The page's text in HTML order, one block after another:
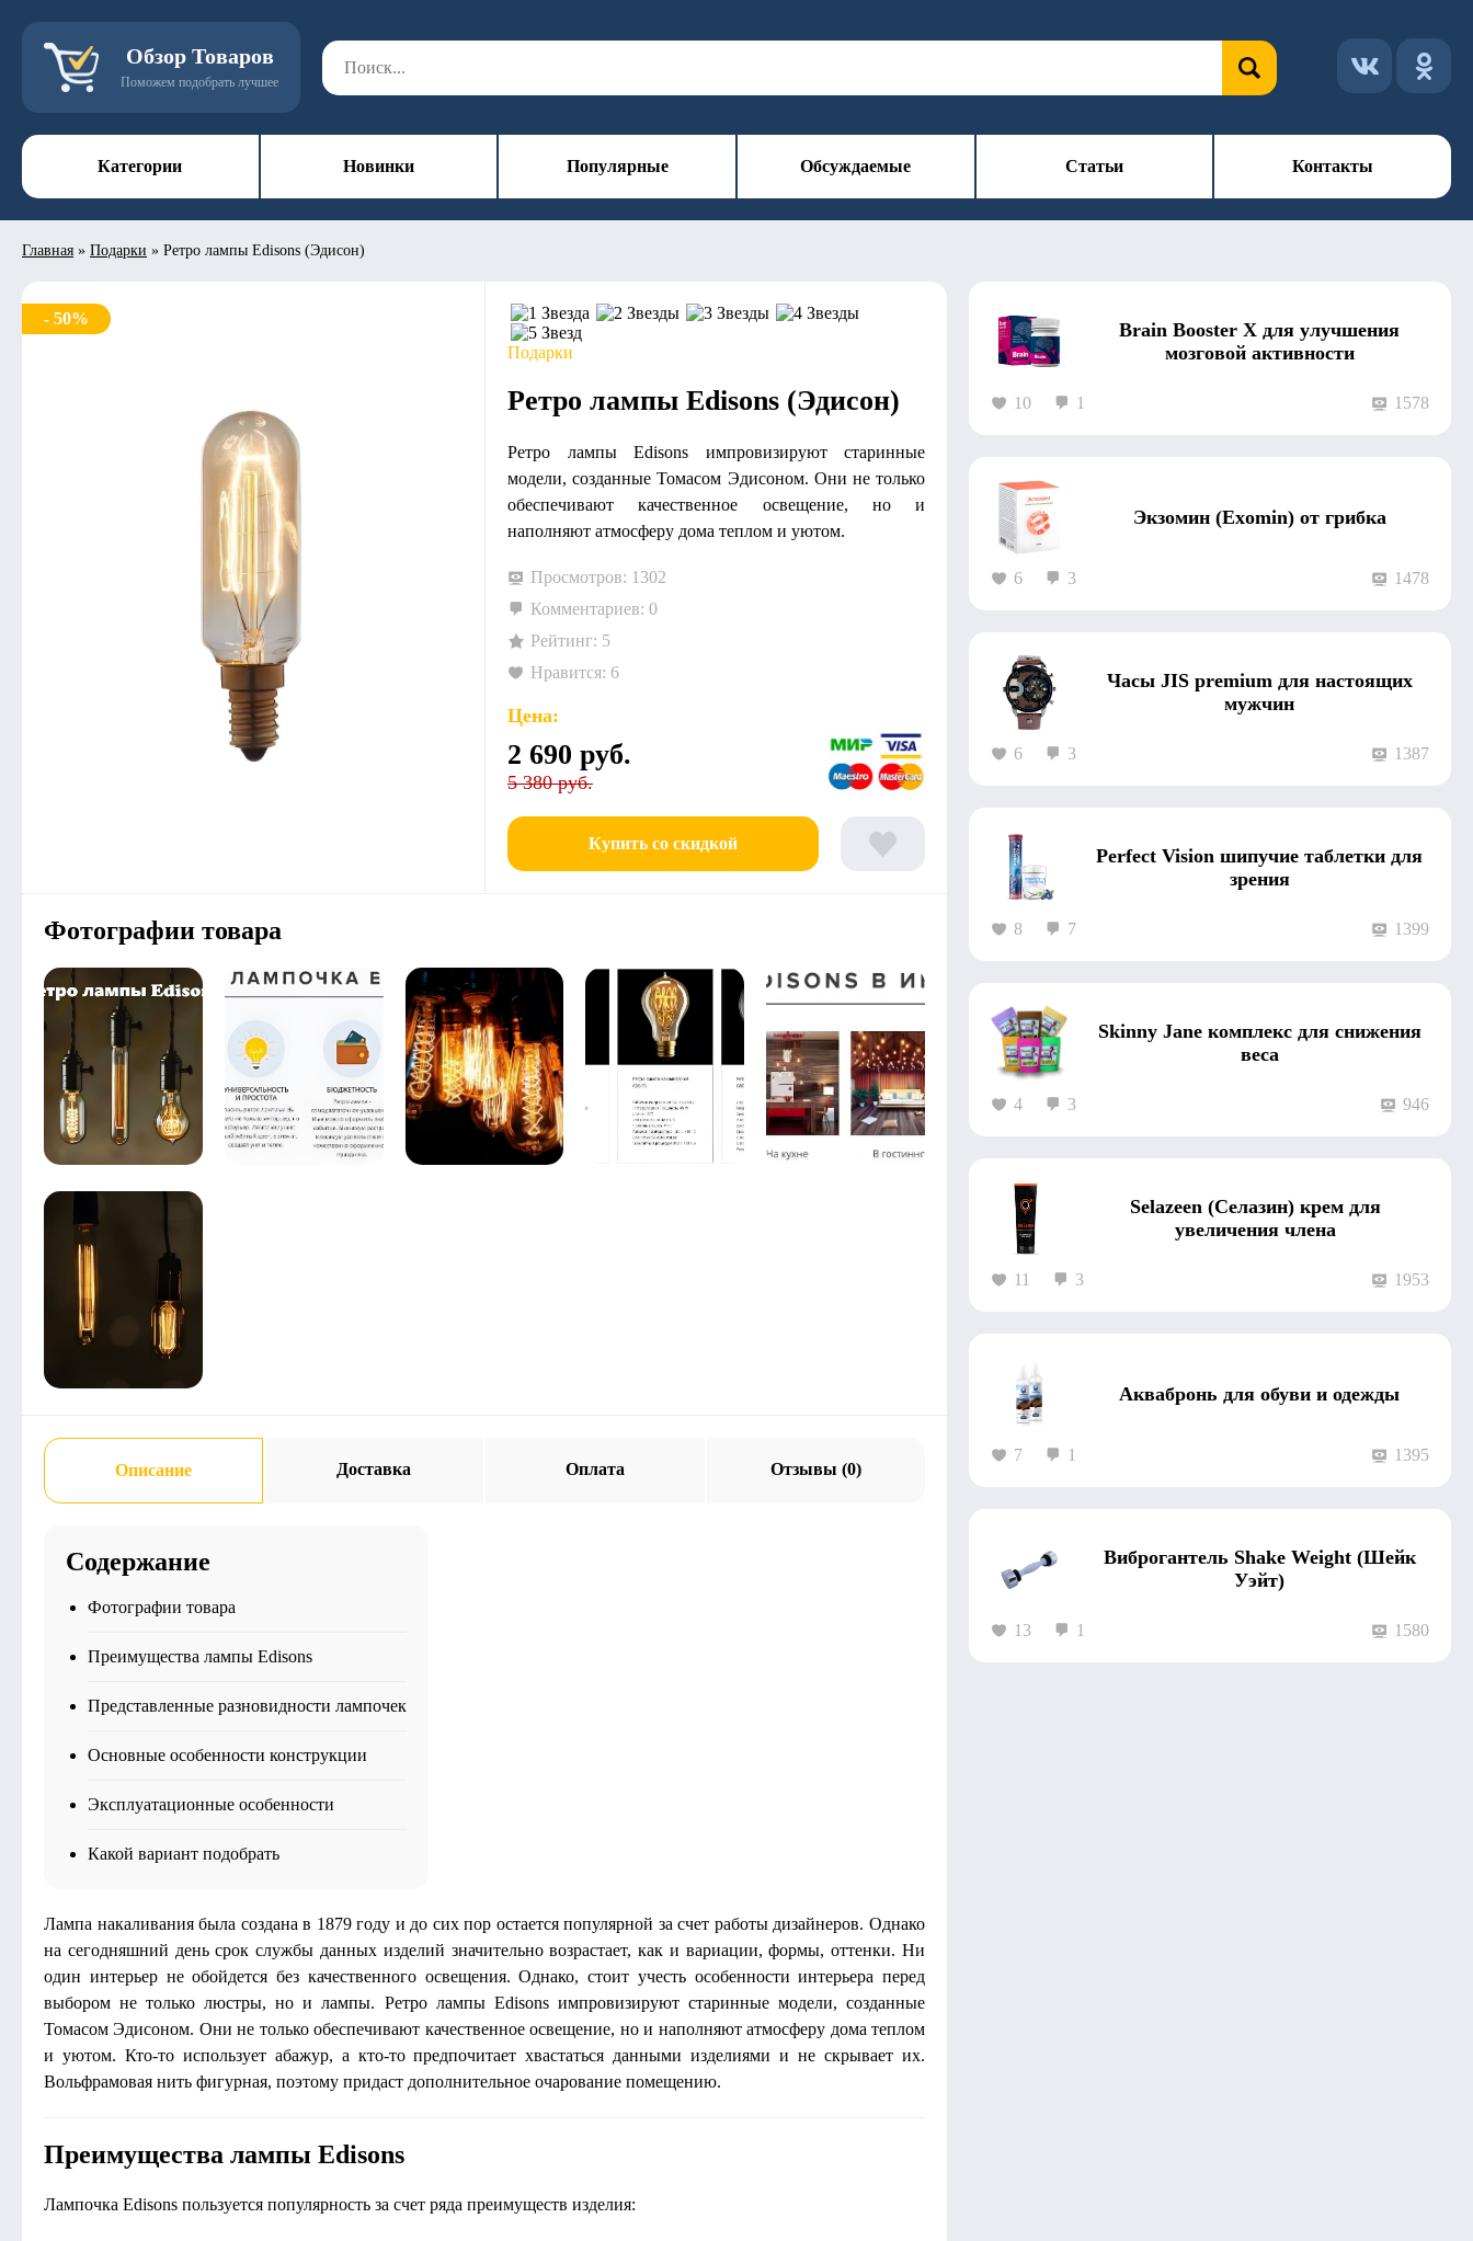
Обзор Товаров
Поможем подобрать лучшее
Категории Новинки Популярные Обсуждаемые Статьи Контакты
Главная » Подарки » Ретро лампы Edisons (Эдисон)
Brain Booster X для улучшения
мозговой активности
10 1 1578
Экзомин (Exomin) от грибка
6 3 1478
Часы JIS premium для настоящих
мужчин
6 3 1387
Perfect Vision шипучие таблетки для
зрения
8 7 1399
Skinny Jane комплекс для снижения
веса
4 3 946
Selazeen (Селазин) крем для
увеличения члена
11 3 1953
Аквабронь для обуви и одежды
7 1 1395
Виброгантель Shake Weight (Шейк
Уэйт)
13 1 1580
- 50%
Подарки
Ретро лампы Edisons (Эдисон)
Ретро лампы Edisons импровизируют старинные
модели, созданные Томасом Эдисоном. Они не только
обеспечивают качественное освещение, но и
наполняют атмосферу дома теплом и уютом.
Просмотров: 1302
Комментариев: 0
Рейтинг: 5
Нравится: 6
Цена:
2 690 руб.
5 380 руб.
Купить со скидкой
Фотографии товара
Описание Доставка Оплата Отзывы (0)
Содержание
Фотографии товара
Преимущества лампы Edisons
Представленные разновидности лампочек
Основные особенности конструкции
Эксплуатационные особенности
Какой вариант подобрать
Лампа накаливания была создана в 1879 году и до сих пор остается популярной за счет работы дизайнеров. Однако
на сегодняшний день срок службы данных изделий значительно возрастает, как и вариации, формы, оттенки. Ни
один интерьер не обойдется без качественного освещения. Однако, стоит учесть особенности интерьера перед
выбором не только люстры, но и лампы. Ретро лампы Edisons импровизируют старинные модели, созданные
Томасом Эдисоном. Они не только обеспечивают качественное освещение, но и наполняют атмосферу дома теплом
и уютом. Кто-то использует абажур, а кто-то предпочитает хвастаться данными изделиями и не скрывает их.
Вольфрамовая нить фигурная, поэтому придаст дополнительное очарование помещению.
Преимущества лампы Edisons
Лампочка Edisons пользуется популярность за счет ряда преимуществ изделия: